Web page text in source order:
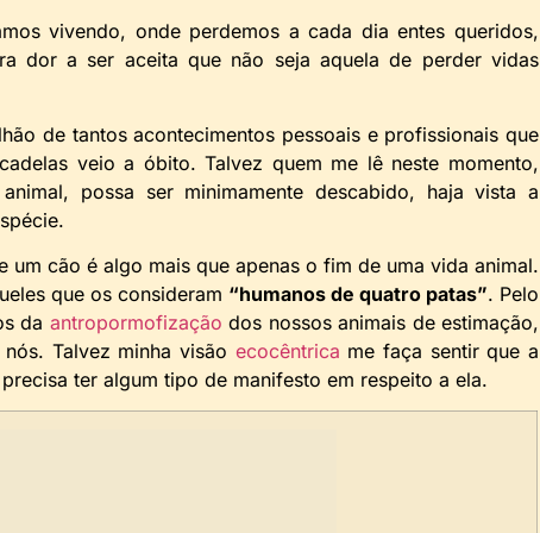
vivendo, onde perdemos a cada dia entes queridos,
dor a ser aceita que não seja aquela de perder vidas
de tantos acontecimentos pessoais e profissionais que
veio a óbito. Talvez quem me lê neste momento,
possa ser minimamente descabido, haja vista a
um cão é algo mais que apenas o fim de uma vida animal.
que os consideram “humanos de quatro patas”. Pelo
da antropormofização dos nossos animais de estimação,
Talvez minha visão ecocêntrica me faça sentir que a
ter algum tipo de manifesto em respeito a ela.